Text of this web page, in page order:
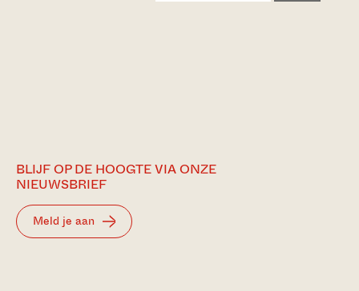
BLIJF OP DE HOOGTE VIA ONZE
NIEUWSBRIEF
Meld je aan